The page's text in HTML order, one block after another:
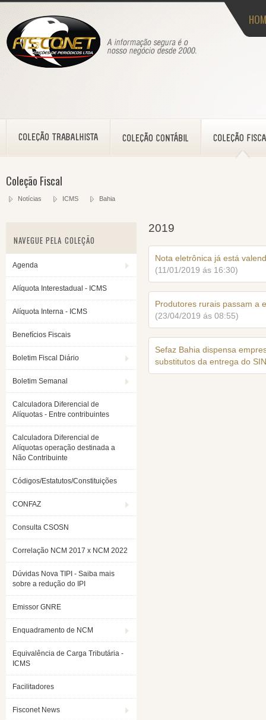
Coleção Fiscal
Notícias ICMS Bahia
NAVEGUE PELA COLEÇÃO
Agenda
Alíquota Interestadual - ICMS
Alíquota Interna - ICMS
Benefícios Fiscais
Boletim Fiscal Diário
Boletim Semanal
Calculadora Diferencial de
Alíquotas - Entre contribuintes
Calculadora Diferencial de
Alíquotas operação destinada a
Não Contribuinte
Códigos/Estatutos/Constituições
CONFAZ
Consulta CSOSN
Correlação NCM 2017 x NCM 2022
Dúvidas Nova TIPI - Saiba mais
sobre a redução do IPI
Emissor GNRE
Enquadramento de NCM
Equivalência de Carga Tributária -
ICMS
Facilitadores
Fisconet News
2019
Nota eletrônica já está
(11/01/2019 ás 16:30)
Produtores rurais passam a
(23/04/2019 ás 08:55)
Sefaz Bahia dispensa
substitutos da entrega do